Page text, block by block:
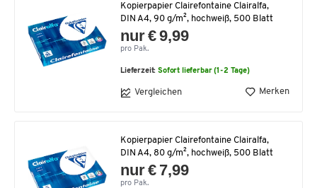
Kopierpapier Clairefontaine Clairalfa,
DIN A4, 90 g/m², hochweiß, 500 Blatt
nur € 9,99
pro Pak.
Lieferzeit:Sofort lieferbar (1-2 Tage)
Vergleichen Merken
Kopierpapier Clairefontaine Clairalfa,
DIN A4, 80 g/m², hochweiß, 500 Blatt
nur € 7,99
pro Pak.